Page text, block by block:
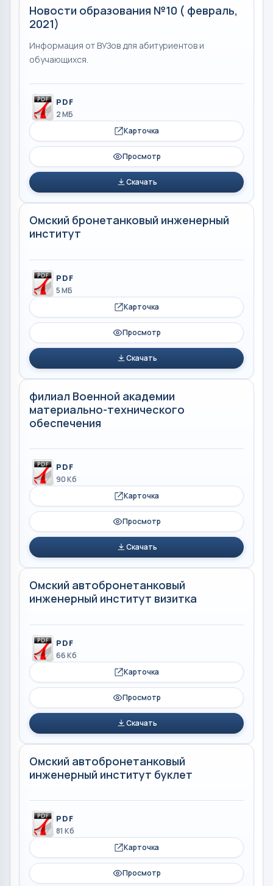
Новости образования №10 ( февраль,
2021)
Информация от ВУЗов для абитуриентов и
обучающихся.
PDF
2 МБ
Карточка
Просмотр
Скачать
Омский бронетанковый инженерный
институт
PDF
5 МБ
Карточка
Просмотр
Скачать
филиал Военной академии
материально-технического
обеспечения
PDF
90 Кб
Карточка
Просмотр
Скачать
Омский автобронетанковый
инженерный институт визитка
PDF
66 Кб
Карточка
Просмотр
Скачать
Омский автобронетанковый
инженерный институт буклет
PDF
81 Кб
Карточка
Просмотр